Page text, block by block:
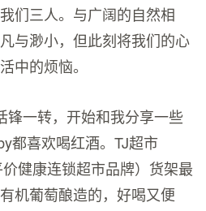
们三人。与广阔的自然相
与渺小，但此刻将我们的心
中的烦恼。
锋一转，开始和我分享一些
都喜欢喝红酒。TJ超市
价健康连锁超市品牌）货架最
机葡萄酿造的，好喝又便